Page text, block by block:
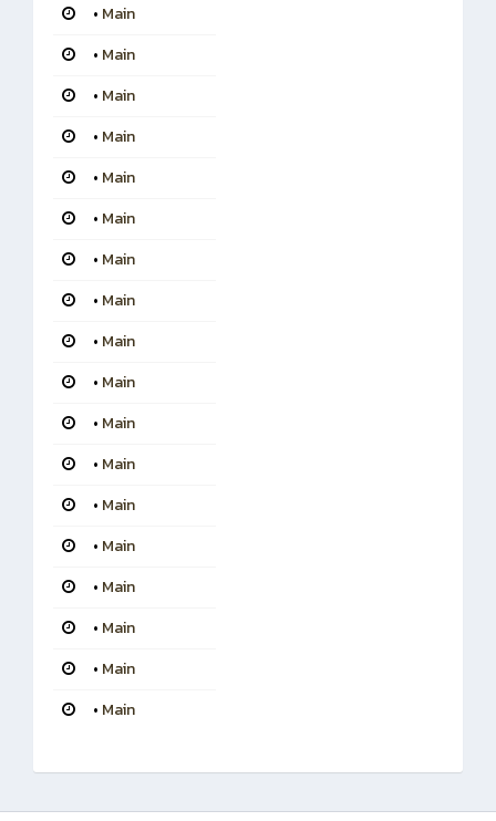
• Main
• Main
• Main
• Main
• Main
• Main
• Main
• Main
• Main
• Main
• Main
• Main
• Main
• Main
• Main
• Main
• Main
• Main